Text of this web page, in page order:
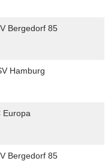
Bergedorf 85
Hamburg
Europa
Bergedorf 85